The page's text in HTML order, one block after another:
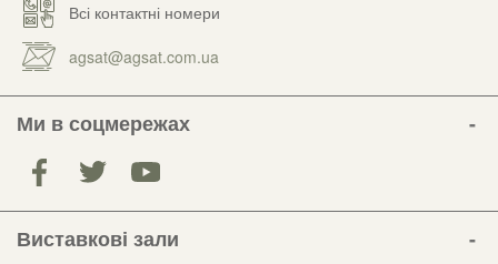
Всі контактні номери
agsat@agsat.com.ua
Ми в соцмережах
Виставкові зали